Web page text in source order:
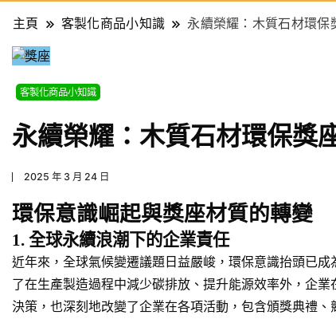
主頁 客製化商品小知識 永續榮耀：木質石材環保
客製化商品小知識
永續榮耀：木質石材環保獎
2025 年 3 月 24 日
環保意識崛起與獎座材質的轉變
1. 全球永續浪潮下的企業責任
近年來，全球氣候變遷議題日益嚴峻，環保意識抬頭已
了在生產製造過程中減少碳排放、提升能源效率外，企
決策，也深刻地改變了企業在各項活動，包含頒獎典禮